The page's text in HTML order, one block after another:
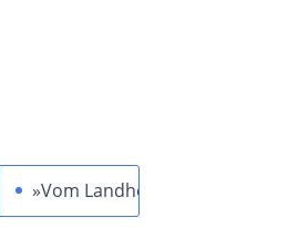
»Vom Landheit zum